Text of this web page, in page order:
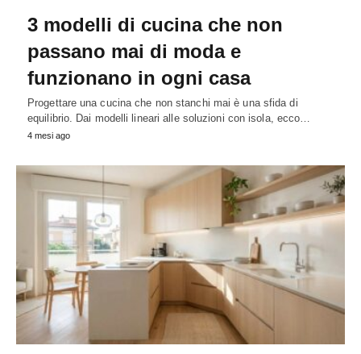
3 modelli di cucina che non
passano mai di moda e
funzionano in ogni casa
Progettare una cucina che non stanchi mai è una sfida di
equilibrio. Dai modelli lineari alle soluzioni con isola, ecco…
4 mesi ago